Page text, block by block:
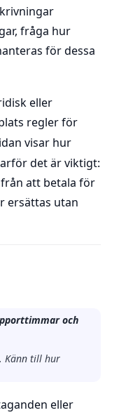
fråga hur
för dessa
eller
regler för
visar hur
det är viktigt:
att betala för
ersättas utan
och
Känn till hur
eller